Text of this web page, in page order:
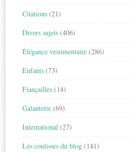
Citations (21)
Divers sujets (406)
Élégance vestimentaire (286)
Enfants (73)
Fiançailles (14)
Galanterie (69)
International (27)
Les coulisses du blog (141)